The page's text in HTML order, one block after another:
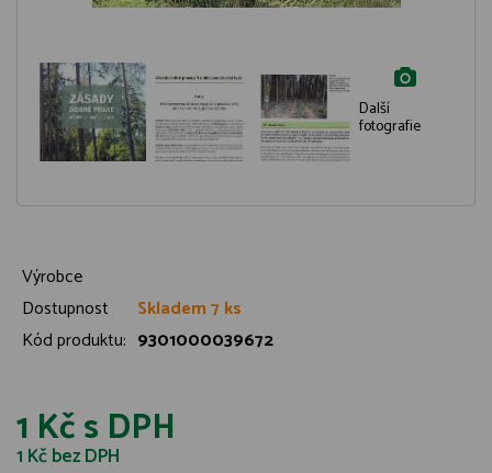
Další
fotografie
Výrobce
Dostupnost
Skladem 7 ks
Kód produktu: 9301000039672
1 Kčs DPH
1 Kčbez DPH